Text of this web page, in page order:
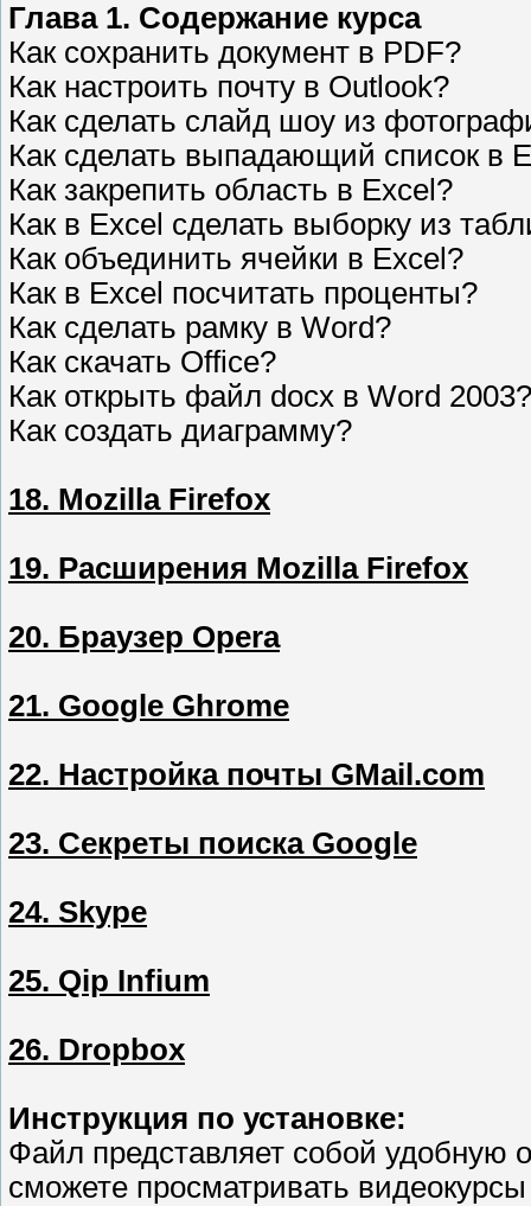
Глава 1. Содержание курса
Как сохранить документ в PDF?
Как настроить почту в Outlook?
Как сделать слайд шоу из
Как сделать выпадающий список в
Как закрепить область в Excel?
Как в Excel сделать выборку из
Как объединить ячейки в Excel?
Как в Excel посчитать проценты?
Как сделать рамку в Word?
Как скачать Office?
Как открыть файл docx в Word 2003?
Как создать диаграмму?
18. Mozilla Firefox
19. Расширения Mozilla Firefox
20. Браузер Opera
21. Google Ghrome
22. Настройка почты GMail.com
23. Секреты поиска Google
24. Skype
25. Qip Infium
26. Dropbox
Инструкция по установке:
Файл представляет собой удобную
сможете просматривать